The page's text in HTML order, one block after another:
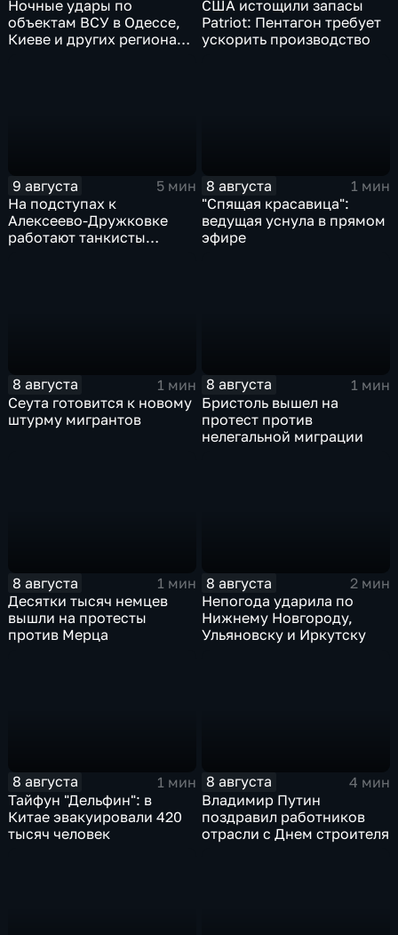
Ночные удары по
объектам ВСУ в Одессе,
Киеве и других регионах
США истощили запасы
Patriot: Пентагон требует
ускорить производство
9 августа
5 мин
На подступах к
Алексеево-Дружковке
работают танкисты
8 августа
1 мин
"Спящая красавица":
ведущая уснула в прямом
эфире
8 августа
1 мин
Сеута готовится к новому
штурму мигрантов
8 августа
1 мин
Бристоль вышел на
протест против
нелегальной миграции
8 августа
1 мин
Десятки тысяч немцев
вышли на протесты
против Мерца
8 августа
2 мин
Непогода ударила по
Нижнему Новгороду,
Ульяновску и Иркутску
8 августа
1 мин
Тайфун "Дельфин": в
Китае эвакуировали 420
тысяч человек
8 августа
4 мин
Владимир Путин
поздравил работников
отрасли с Днем строителя